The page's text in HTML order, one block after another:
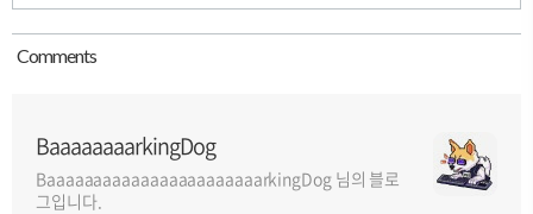
Comments
BaaaaaaaarkingDog
BaaaaaaaaaaaaaaaaaaaaaaarkingDog 님의 블로
그입니다.